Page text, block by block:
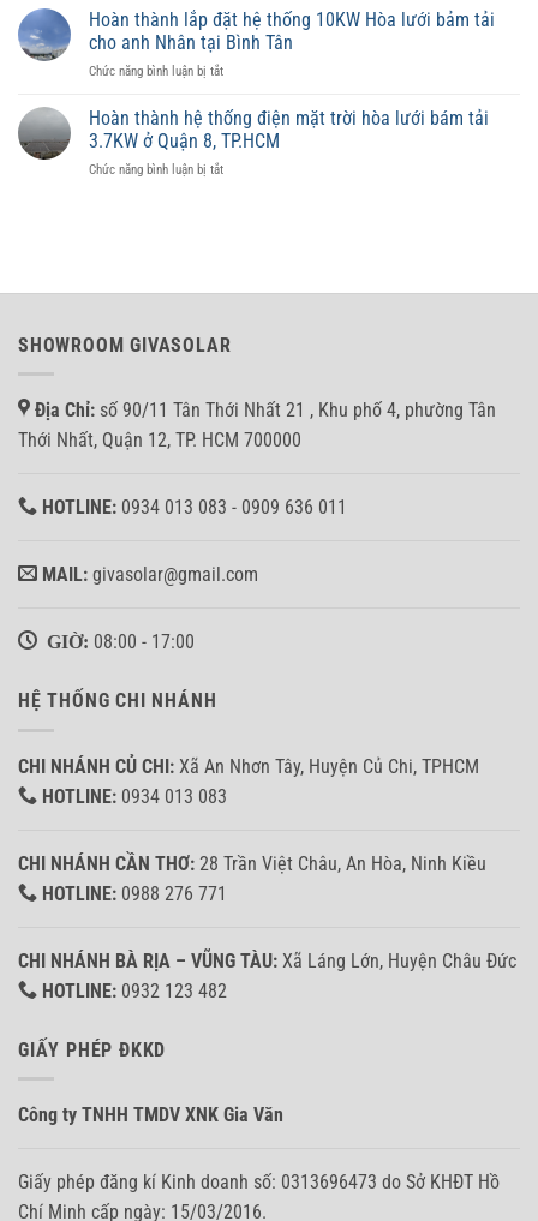
có
lưu
NLMT
phù
hợp
từng
tích
mặt
trời
có
ảnh
đến
giá
trị
tài
Hoàn thành lắp đặt hệ thống 10KW Hòa lưới bảm tải
cho anh Nhân tại Bình Tân
Chức năng bình luận bị tắtở
thành
lắp
đặt
hệ
tải
anh
Nhân
Tân
Hoàn thành hệ thống điện mặt trời hòa lưới bám tải
3.7KW ở Quận 8, TP.HCM
Chức năng bình luận bị tắtở
mặt
lưới
3.7KW
ở
SHOWROOM GIVASOLAR
Địa Chỉ: số 90/11 Tân Thới Nhất 21 , Khu phố 4, phường Tân
Thới Nhất, Quận 12, TP. HCM 700000
HOTLINE: 0934 013 083 - 0909 636 011
MAIL: givasolar@gmail.com
GIỜ: 08:00 - 17:00
HỆ THỐNG CHI NHÁNH
CHI NHÁNH CỦ CHI: Xã An Nhơn Tây, Huyện Củ Chi, TPHCM
HOTLINE: 0934 013 083
CHI NHÁNH CẦN THƠ: 28 Trần Việt Châu, An Hòa, Ninh Kiều
HOTLINE: 0988 276 771
CHI NHÁNH BÀ RỊA – VŨNG TÀU: Xã Láng Lớn, Huyện Châu Đức
HOTLINE: 0932 123 482
GIẤY PHÉP ĐKKD
Công ty TNHH TMDV XNK Gia Văn
Giấy phép đăng kí Kinh doanh số: 0313696473 do Sở KHĐT Hồ
Chí Minh cấp ngày: 15/03/2016.